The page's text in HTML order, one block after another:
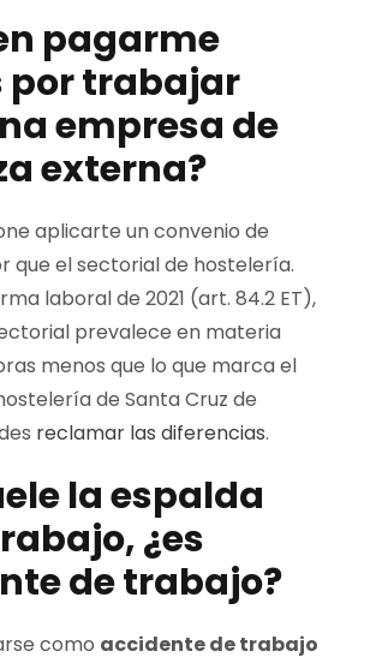
pagarme
por trabajar
empresa de
externa?
aplicarte un convenio de
que el sectorial de hostelería.
laboral de 2021 (art. 84.2 ET),
prevalece en materia
menos que lo que marca el
de Santa Cruz de
reclamar las diferencias.
la espalda
¿es
de trabajo?
como accidente de trabajo